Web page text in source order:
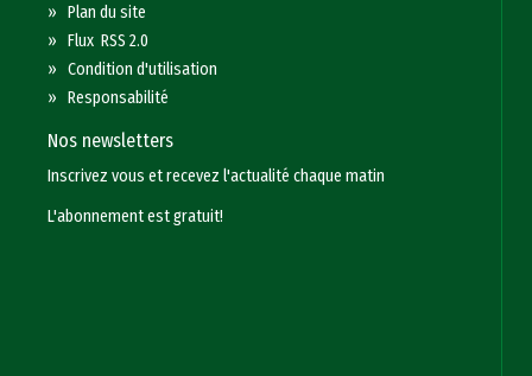
»Plan du site
»Flux RSS 2.0
»Condition d'utilisation
»Responsabilité
Nos newsletters
Inscrivez vous et recevez l'actualité chaque matin
L'abonnement est gratuit!